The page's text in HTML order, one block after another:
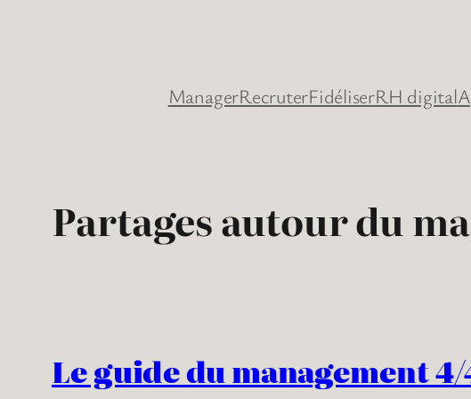
ManagerRecruterFidéliserRH digital
Partages autour du
Le guide du management